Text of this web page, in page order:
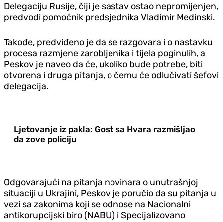
Delegaciju Rusije, čiji je sastav ostao nepromijenjen,
predvodi pomoćnik predsjednika Vladimir Medinski.
Takođe, predviđeno je da se razgovara i o nastavku
procesa razmjene zarobljenika i tijela poginulih, a
Peskov je naveo da će, ukoliko bude potrebe, biti
otvorena i druga pitanja, o čemu će odlučivati šefovi
delegacija.
Ljetovanje iz pakla: Gost sa Hvara razmišljao
da zove policiju
Odgovarajući na pitanja novinara o unutrašnjoj
situaciji u Ukrajini, Peskov je poručio da su pitanja u
vezi sa zakonima koji se odnose na Nacionalni
antikorupcijski biro (NABU) i Specijalizovano